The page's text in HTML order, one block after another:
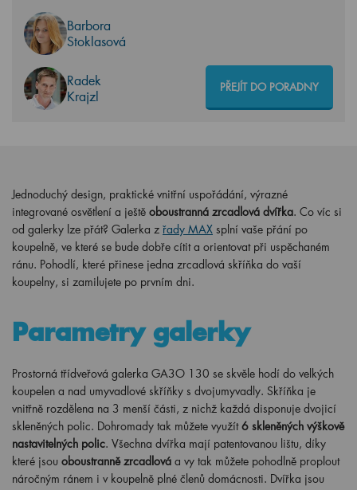
Barbora
Stoklasová
Radek
Krajzl
PŘEJÍT DO PORADNY
Jednoduchý design, praktické vnitřní uspořádání, výrazné
integrované osvětlení a ještě oboustranná zrcadlová dvířka. Co víc si
od galerky lze přát? Galerka z řady MAX splní vaše přání po
koupelně, ve které se bude dobře cítit a orientovat při uspěchaném
ránu. Pohodlí, které přinese jedna zrcadlová skříňka do vaší
koupelny, si zamilujete po prvním dni.
Parametry galerky
Prostorná třídveřová galerka GA3O 130 se skvěle hodí do velkých
koupelen a nad umyvadlové skříňky s dvojumyvadly. Skříňka je
vnitřně rozdělena na 3 menší části, z nichž každá disponuje dvojicí
skleněných polic. Dohromady tak můžete využít 6 skleněných výškově
nastavitelných polic. Všechna dvířka mají patentovanou lištu, díky
které jsou oboustranně zrcadlová a vy tak můžete pohodlně proplout
náročným ránem i v koupelně plné členů domácnosti. Dvířka jsou